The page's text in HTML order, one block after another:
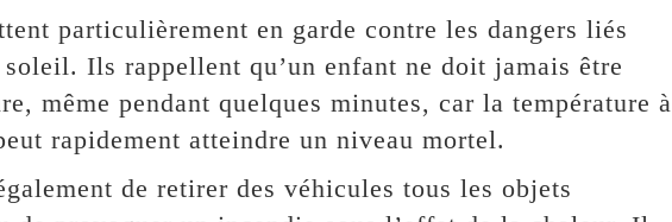
particulièrement en garde contre les dangers liés
Ils rappellent qu’un enfant ne doit jamais être
même pendant quelques minutes, car la température à
rapidement atteindre un niveau mortel.
de retirer des véhicules tous les objets